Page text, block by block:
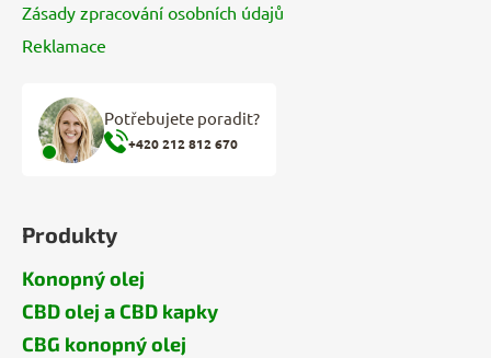
Zásady zpracování osobních údajů
Reklamace
Potřebujete poradit?
+420 212 812 670
Produkty
Konopný olej
CBD olej a CBD kapky
CBG konopný olej